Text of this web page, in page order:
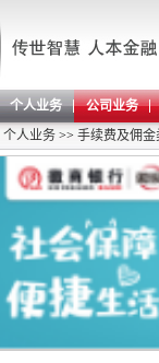
个人业务
公司业务
个人业务 >> 手续费及佣